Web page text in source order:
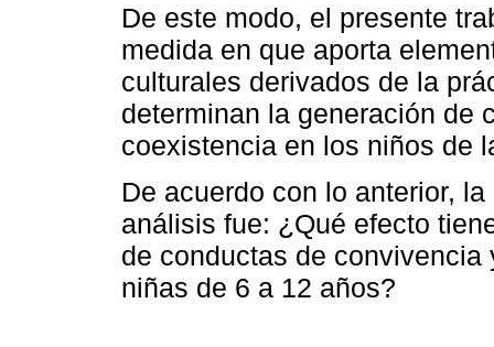
De este modo, el presente
medida en que aporta
culturales derivados de la
determinan la generación de
coexistencia en los niños de
De acuerdo con lo anterior,
análisis fue: ¿Qué efecto
de conductas de
niñas de 6 a 12 años?